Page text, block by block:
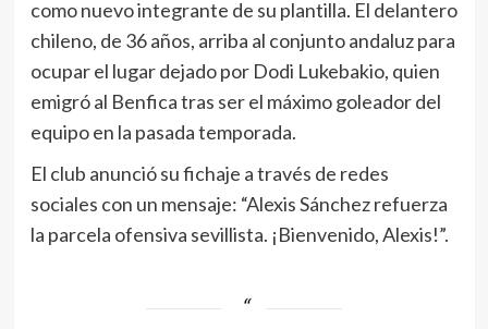
como nuevo integrante de su plantilla. El delantero
chileno, de 36 años, arriba al conjunto andaluz para
ocupar el lugar dejado por Dodi Lukebakio, quien
emigró al Benfica tras ser el máximo goleador del
equipo en la pasada temporada.
El club anunció su fichaje a través de redes
sociales con un mensaje: “Alexis Sánchez refuerza
la parcela ofensiva sevillista. ¡Bienvenido, Alexis!”.